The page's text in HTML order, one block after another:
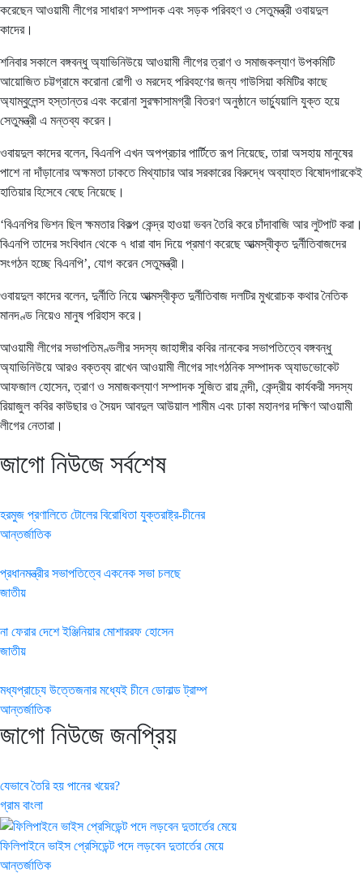
করেছেন আওয়ামী লীগের সাধারণ সম্পাদক এবং সড়ক পরিবহণ ও সেতুমন্ত্রী ওবায়দুল
কাদের।
শনিবার সকালে বঙ্গবন্ধু অ্যাভিনিউয়ে আওয়ামী লীগের ত্রাণ ও সমাজকল্যাণ উপকমিটি
আয়োজিত চট্টগ্রামে করোনা রোগী ও মরদেহ পরিবহণের জন্য গাউসিয়া কমিটির কাছে
অ্যাম্বুলেন্স হস্তান্তর এবং করোনা সুরক্ষাসামগ্রী বিতরণ অনুষ্ঠানে ভার্চ্যুয়ালি যুক্ত হয়ে
সেতুমন্ত্রী এ মন্তব্য করেন।
ওবায়দুল কাদের বলেন, বিএনপি এখন অপপ্রচার পার্টিতে রূপ নিয়েছে, তারা অসহায় মানুষের
পাশে না দাঁড়ানোর অক্ষমতা ঢাকতে মিথ্যাচার আর সরকারের বিরুদ্ধে অব্যাহত বিষোদগারকেই
হাতিয়ার হিসেবে বেছে নিয়েছে।
‘বিএনপির ভিশন ছিল ক্ষমতার বিকল্প কেন্দ্র হাওয়া ভবন তৈরি করে চাঁদাবাজি আর লুটপাট করা।
বিএনপি তাদের সংবিধান থেকে ৭ ধারা বাদ দিয়ে প্রমাণ করেছে আত্মস্বীকৃত দুর্নীতিবাজদের
সংগঠন হচ্ছে বিএনপি’, যোগ করেন সেতুমন্ত্রী।
ওবায়দুল কাদের বলেন, দুর্নীতি নিয়ে আত্মস্বীকৃত দুর্নীতিবাজ দলটির মুখরোচক কথার নৈতিক
মানদণ্ড নিয়েও মানুষ পরিহাস করে।
আওয়ামী লীগের সভাপতিমণ্ডলীর সদস্য জাহাঙ্গীর কবির নানকের সভাপতিত্বে বঙ্গবন্ধু
অ্যাভিনিউয়ে আরও বক্তব্য রাখেন আওয়ামী লীগের সাংগঠনিক সম্পাদক অ্যাডভোকেট
আফজাল হোসেন, ত্রাণ ও সমাজকল্যাণ সম্পাদক সুজিত রায় নন্দী, কেন্দ্রীয় কার্যকরী সদস্য
রিয়াজুল কবির কাউছার ও সৈয়দ আবদুল আউয়াল শামীম এবং ঢাকা মহানগর দক্ষিণ আওয়ামী
লীগের নেতারা।
জাগো নিউজে সর্বশেষ
হরমুজ প্রণালিতে টোলের বিরোধিতা যুক্তরাষ্ট্র-চীনের
আন্তর্জাতিক
প্রধানমন্ত্রীর সভাপতিত্বে একনেক সভা চলছে
জাতীয়
না ফেরার দেশে ইঞ্জিনিয়ার মোশাররফ হোসেন
জাতীয়
মধ্যপ্রাচ্যে উত্তেজনার মধ্যেই চীনে ডোনাল্ড ট্রাম্প
আন্তর্জাতিক
জাগো নিউজে জনপ্রিয়
যেভাবে তৈরি হয় পানের খয়ের?
গ্রাম বাংলা
ফিলিপাইনে ভাইস প্রেসিডেন্ট পদে লড়বেন দুতার্তের মেয়ে
আন্তর্জাতিক